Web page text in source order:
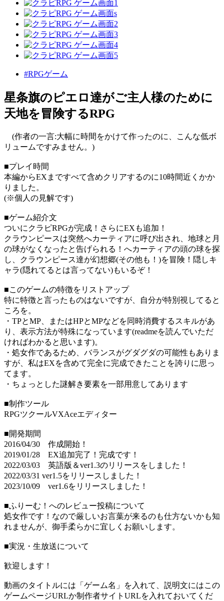
#RPGゲーム
星条旗のピエロ達がご主人様のために
天地を冒険するRPG
(作者の一言:大幅に時間をかけて作ったのに、こんな低ボ
リュームですみません。)
■プレイ時間
本編からEXまですべて含めクリアするのに10時間近くかか
りました。
(※個人の見解です)
■ゲーム紹介文
ついにクラピRPGが完成！さらにEXも追加！
クラウンピースは突然へカーティアに呼び出され、地球と月
の球がなくなったと告げられる！へカーティアの頭の球を探
し、クラウンピース達が幻想郷(その他も！)を冒険！隠しキ
ャラ(隠れてるとは言ってない)もいるぞ！
■このゲームの特徴をリストアップ
特に特徴と言ったものはないですが、自分が特別視してると
ころを。
・TPとMP、またはHPとMPなどを同時消費するスキルがあ
り、表示方法が特殊になっています(readmeを読んでいただ
ければわかると思います)。
・処女作であるため、バランスがグダグダの可能性もありま
すが、私はEXを含めて完全に完成できたことを誇りに思っ
てます。
・ちょっとした謎解き要素を一部用意してあります
■制作ツール
RPGツクールVXAceエディター
■開発期間
2016/04/30 作成開始！
2019/01/28 EX追加完了！完成です！
2022/03/03 英語版＆ver1.3のリリースをしました！
2022/03/31 ver1.5をリリースしました！
2023/10/09 ver1.6をリリースしました！
■ふりーむ！へのレビュー投稿について
処女作です！なので厳しいお言葉が来るのも仕方ないかも知
れませんが、御手柔らかに宜しくお願いします。
■実況・生放送について
歓迎します！
動画のタイトルには「ゲーム名」を入れて、説明文にはこの
ゲームページURLか制作者サイトURLを入れておいてくだ